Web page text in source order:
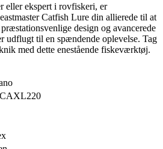
eller ekspert i rovfiskeri, er
Catfish Lure din allierede til at
design og avancerede
udflugt til en spændende oplevelse. Tag
med dette enestående fiskeværktøj.